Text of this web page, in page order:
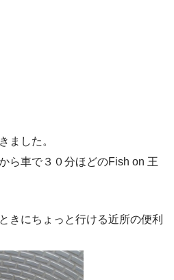
ました。
ら車で３０分ほどのFish on 王
きにちょっと行ける近所の便利